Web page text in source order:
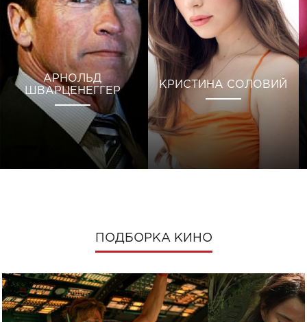
АРНОЛЬД
ШВАРЦЕНЕГГЕР
КРИСТИНА СОЛОВИЙ
ПОДБОРКА КИНО